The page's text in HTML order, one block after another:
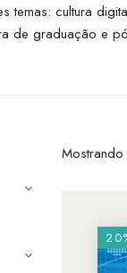
temas: cultura
de graduação e